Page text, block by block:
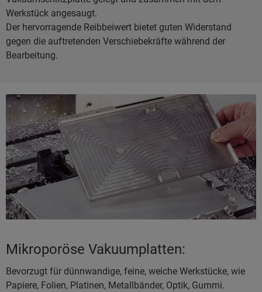
Werkstück angesaugt.
Der hervorragende Reibbeiwert bietet guten Widerstand
gegen die auftretenden Verschiebekräfte während der
Bearbeitung.
Mikroporöse Vakuumplatten:
Bevorzugt für dünnwandige, feine, weiche Werkstücke, wie
Papiere, Folien, Platinen, Metallbänder, Optik, Gummi.